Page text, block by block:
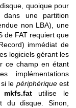
quoique pour
dans une partition
non LBA), une
de FAT requiert que
immédiat de
logiciels gérant les
ce champ en étant
implémentations
le périphériqueest
mkfs.fatutilise le
du disque. Sinon,